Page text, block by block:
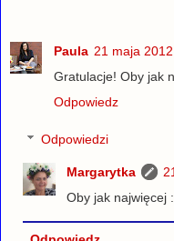
Paula 21 maja
Gratulacje! Oby jak
Odpowiedz
Odpowiedzi
Margarytka
Oby jak najwięcej